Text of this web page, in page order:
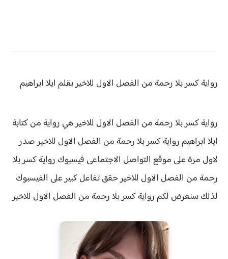
رواية كسر بلا رحمة من الفصل الاول للاخير بقلم ايلا ابراهيم
رواية كسر بلا رحمة من الفصل الاول للاخير هي رواية من كتابة
ايلا ابراهيمرواية كسر بلا رحمة من الفصل الاول للاخير صدر
لاول مرة على موقع التواصل الاجتماعى فيسبوك روايةكسر بلا
رحمة من الفصل الاول للاخير حققتفاعل كبير على الفيسبوك
لذلك سنعرض لكمروايةكسر بلا رحمة من الفصل الاول للاخير